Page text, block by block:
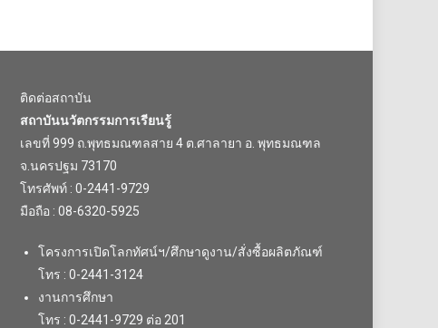
ติดต่อสถาบัน
สถาบันนวัตกรรมการเรียนรู้
เลขที่ 999 ถ.พุทธมณฑลสาย 4 ต.ศาลายา อ. พุทธมณฑล
จ.นครปฐม 73170
โทรศัพท์ : 0-2441-9729
มือถือ : 08-6320-5925
โครงการเปิดโลกทัศน์ฯ/ศึกษาดูงาน/สั่งซื้อผลิตภัณฑ์
โทร : 0-2441-3124
งานการศึกษา
โทร : 0-2441-9729 ต่อ 201